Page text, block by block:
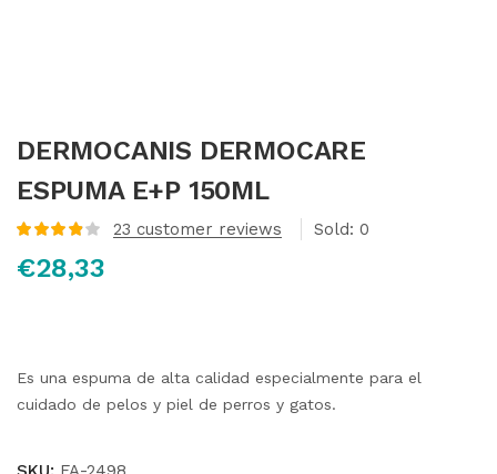
DERMOCANIS DERMOCARE
ESPUMA E+P 150ML
con3.91
de 5 en
23 customer reviews Sold: 0
€28,33
Es una espuma de alta calidad especialmente para el
cuidado de pelos y piel de perros y gatos.